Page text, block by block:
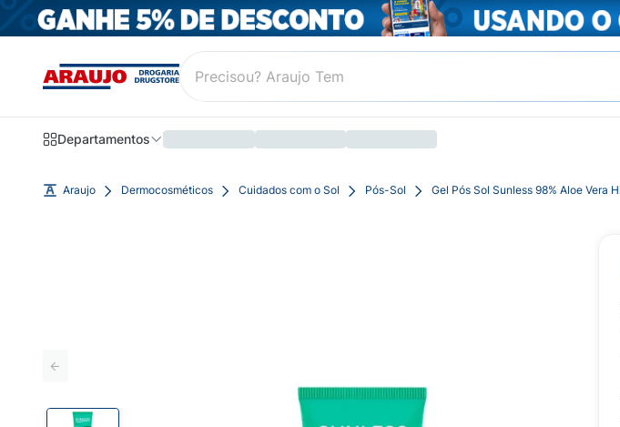
Departamentos
Araujo Dermocosméticos Cuidados com o Sol Pós-Sol Gel Pós Sol Sunless 98% Aloe Vera